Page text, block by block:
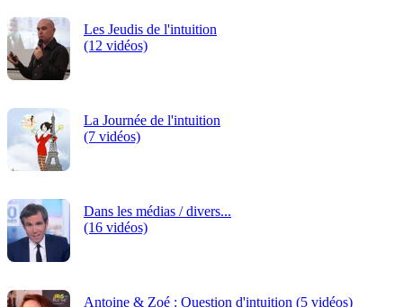
Les Jeudis de l'intuition
(12 vidéos)
La Journée de l'intuition
(7 vidéos)
Dans les médias / divers...
(16 vidéos)
Antoine & Zoé : Question d'intuition (5 vidéos)